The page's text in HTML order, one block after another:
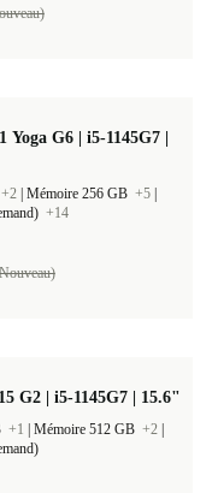
G6 | i5-1145G7 |
+2 Mémoire 256 GB +5
+14
G2 | i5-1145G7 | 15.6"
+1 Mémoire 512 GB +2